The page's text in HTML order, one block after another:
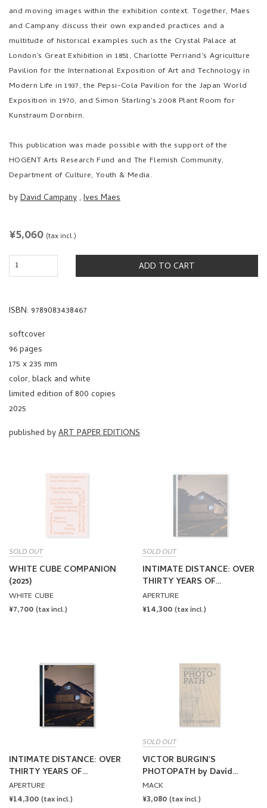
and moving images within the exhibition context. Together, Maes
and Campany discuss their own expanded practices and a
multitude of historical examples such as the Crystal Palace at
London’s Great Exhibition in 1851, Charlotte Perriand’s Agriculture
Pavilion for the International Exposition of Art and Technology in
Modern Life in 1937, the Pepsi-Cola Pavilion for the Japan World
Exposition in 1970, and Simon Starling’s 2008 Plant Room for
Kunstraum Dornbirn.
This publication was made possible with the support of the
HOGENT Arts Research Fund and The Flemish Community,
Department of Culture, Youth & Media.
byDavid Campany, Ives Maes
REGULAR
¥5,060 (tax incl.)
ADD TO CART
ISBN: 9789083438467
softcover
96 pages
175 x 235 mm
color, black and white
limited edition of 800 copies
2025
published byART PAPER EDITIONS
SOLD OUT
WHITE CUBE COMPANION
(2025)
WHITE CUBE
REGULAR
¥7,700 (tax incl.)
SOLD OUT
INTIMATE DISTANCE: OVER
THIRTY YEARS OF
PHOTOGRAPHS, A
CHRONOLOGICAL ALBUM
APERTURE
REGULAR
¥14,300 (tax incl.)
INTIMATE DISTANCE: OVER
THIRTY YEARS OF
PHOTOGRAPHS, A
CHRONOLOGICAL ALBUM
APERTURE
REGULAR
¥14,300 (tax incl.)
SOLD OUT
VICTOR BURGIN'S
PHOTOPATH by David
Campany
MACK
REGULAR
¥3,080 (tax incl.)